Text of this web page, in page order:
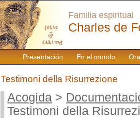
Presentación En el mundo
Familia espiritual
Charles de
Testimoni della Risurrezione
Acogida >
Testimoni della